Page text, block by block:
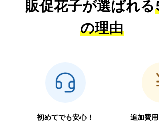
販促花子が選ばれる
の理由
初めてでも安心！
追加費